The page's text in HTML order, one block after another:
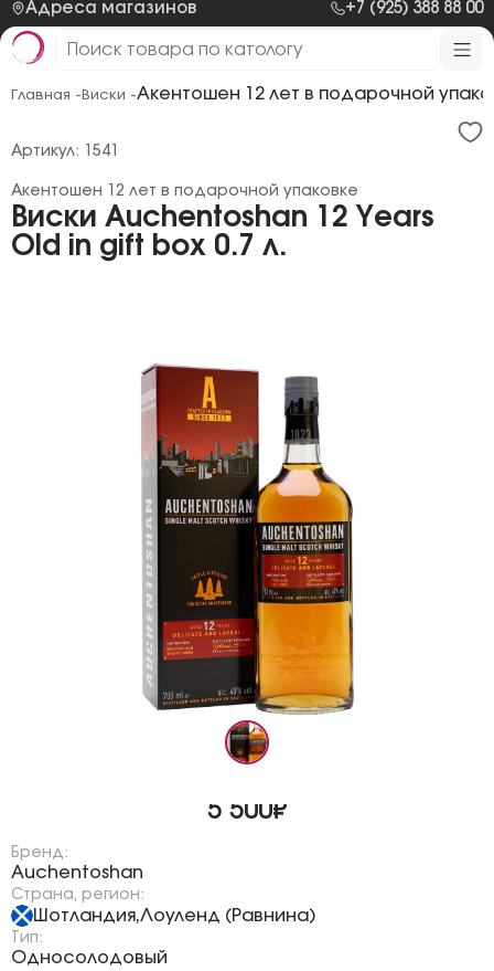
Адреса магазинов +7 (925) 388 88 00
Главная - Виски -Акентошен 12 лет в подарочной
Виски Auchentoshan 12 Years
Old in gift box 0.7 л.
Акентошен 12 лет в подарочной упаковке
Артикул: 1541
5 500₽
Бренд:
Auchentoshan
Страна, регион:
Шотландия,Лоуленд (Равнина)
Тип:
Односолодовый